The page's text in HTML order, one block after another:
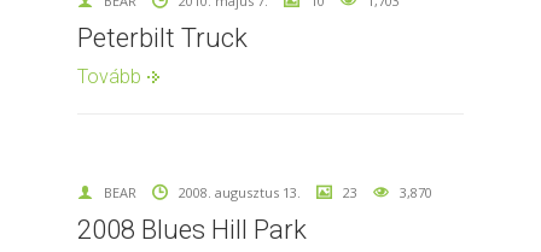
Peterbilt Truck
Tovább
BEAR 2008. augusztus 13. 23 3,870
2008 Blues Hill Park